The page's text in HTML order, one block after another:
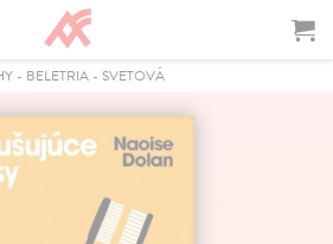
- BELETRIA- SVETOVÁ